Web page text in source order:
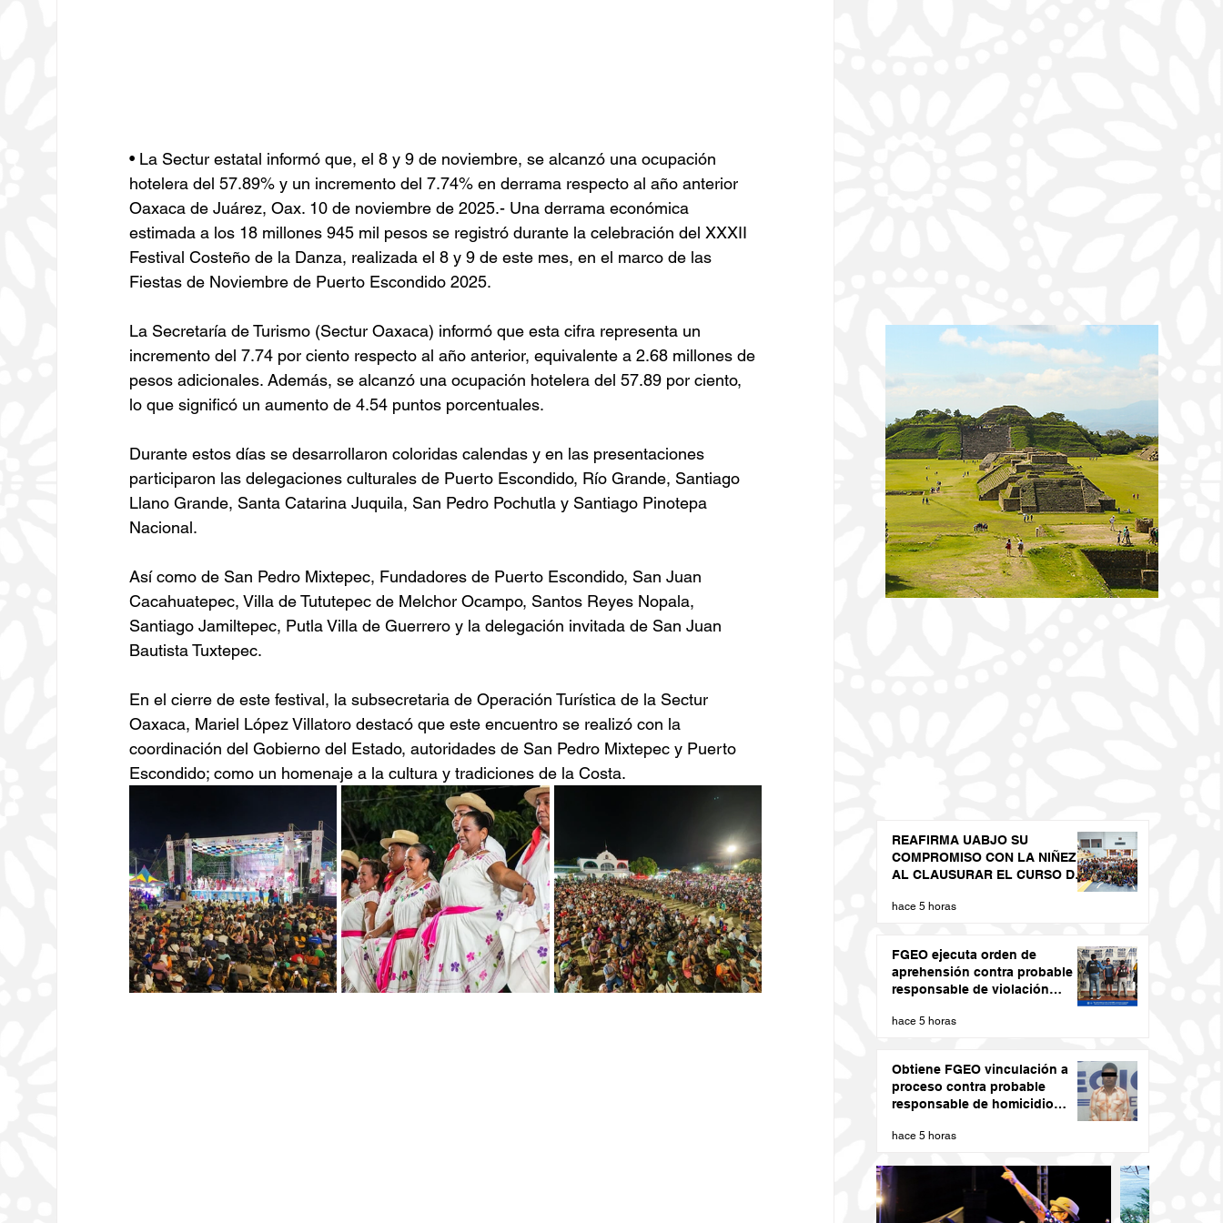
• La Sectur estatal informó que, el 8 y 9 de noviembre, se alcanzó una ocupación
hotelera del 57.89% y un incremento del 7.74% en derrama respecto al año anterior
Oaxaca de Juárez, Oax. 10 de noviembre de 2025.- Una derrama económica
estimada a los 18 millones 945 mil pesos se registró durante la celebración del XXXII
Festival Costeño de la Danza, realizada el 8 y 9 de este mes, en el marco de las
Fiestas de Noviembre de Puerto Escondido 2025.
La Secretaría de Turismo (Sectur Oaxaca) informó que esta cifra representa un
incremento del 7.74 por ciento respecto al año anterior, equivalente a 2.68 millones de
pesos adicionales. Además, se alcanzó una ocupación hotelera del 57.89 por ciento,
lo que significó un aumento de 4.54 puntos porcentuales.
Durante estos días se desarrollaron coloridas calendas y en las presentaciones
participaron las delegaciones culturales de Puerto Escondido, Río Grande, Santiago
Llano Grande, Santa Catarina Juquila, San Pedro Pochutla y Santiago Pinotepa
Nacional.
Así como de San Pedro Mixtepec, Fundadores de Puerto Escondido, San Juan
Cacahuatepec, Villa de Tututepec de Melchor Ocampo, Santos Reyes Nopala,
Santiago Jamiltepec, Putla Villa de Guerrero y la delegación invitada de San Juan
Bautista Tuxtepec.
En el cierre de este festival, la subsecretaria de Operación Turística de la Sectur
Oaxaca, Mariel López Villatoro destacó que este encuentro se realizó con la
coordinación del Gobierno del Estado, autoridades de San Pedro Mixtepec y Puerto
Escondido; como un homenaje a la cultura y tradiciones de la Costa.
REAFIRMA UABJO SU
COMPROMISO CON LA NIÑEZ
AL CLAUSURAR EL CURSO DE
hace 5 horas
FGEO ejecuta orden de
aprehensión contra probable
responsable de violación
hace 5 horas
Obtiene FGEO vinculación a
proceso contra probable
responsable de homicidio
calificado con ventaja cometido
en la Costa
hace 5 horas